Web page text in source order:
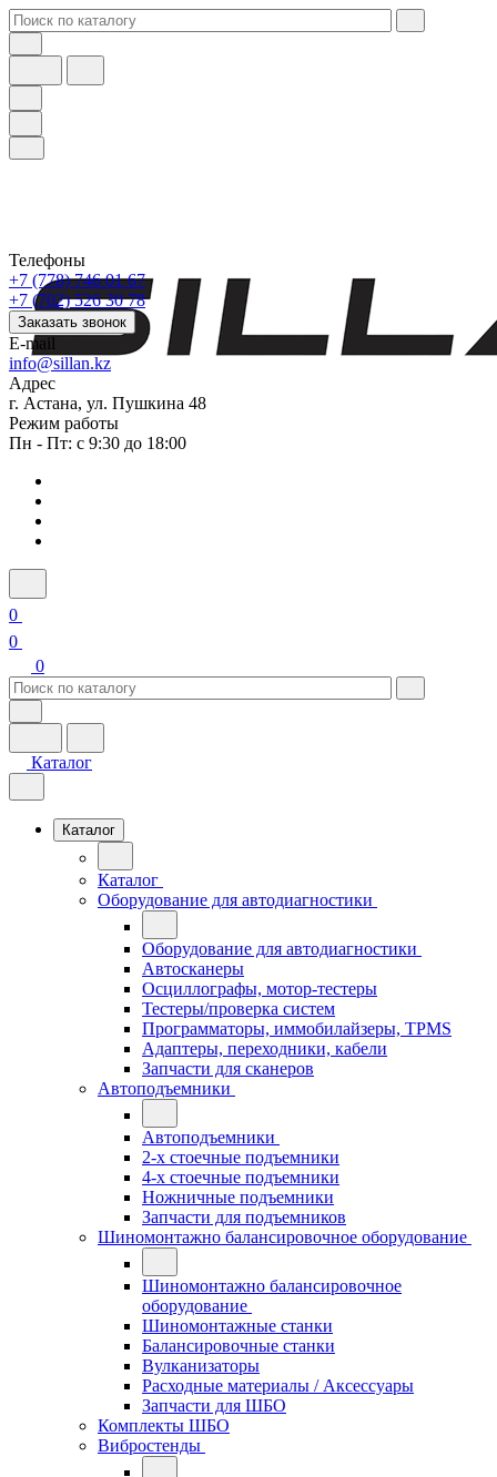
Телефоны
+7 (778) 746 01 67
+7 (702) 526 30 78
Заказать звонок
E-mail
info@sillan.kz
Адрес
г. Астана, ул. Пушкина 48
Режим работы
Пн - Пт: с 9:30 до 18:00
0
0
0
Каталог
Каталог
Каталог
Оборудование для автодиагностики
Оборудование для автодиагностики
Автосканеры
Осциллографы, мотор-тестеры
Тестеры/проверка систем
Программаторы, иммобилайзеры, TPMS
Адаптеры, переходники, кабели
Запчасти для сканеров
Автоподъемники
Автоподъемники
2-х стоечные подъемники
4-х стоечные подъемники
Ножничные подъемники
Запчасти для подъемников
Шиномонтажно балансировочное оборудование
Шиномонтажно балансировочное
оборудование
Шиномонтажные станки
Балансировочные станки
Вулканизаторы
Расходные материалы / Аксессуары
Запчасти для ШБО
Комплекты ШБО
Вибростенды